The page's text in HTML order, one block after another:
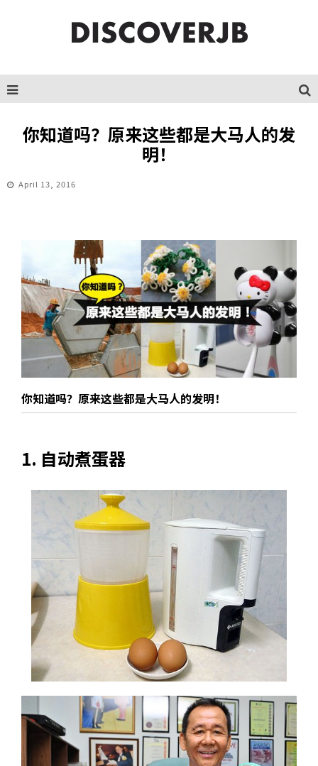
你知道吗？原来这些都是大马人的发
明！
April 13, 2016
你知道吗？原来这些都是大马人的发明！
1. 自动煮蛋器